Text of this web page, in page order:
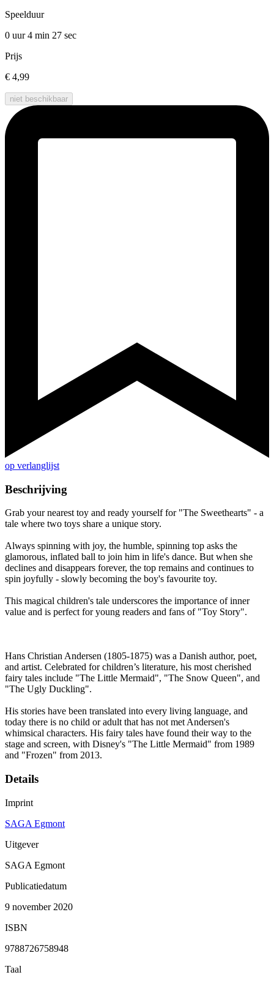
Speelduur
0 uur 4 min 27 sec
Prijs
€ 4,99
niet beschikbaar
op verlanglijst
Beschrijving
Grab your nearest toy and ready yourself for "The Sweethearts" - a
tale where two toys share a unique story.
Always spinning with joy, the humble, spinning top asks the
glamorous, inflated ball to join him in life's dance. But when she
declines and disappears forever, the top remains and continues to
spin joyfully - slowly becoming the boy's favourite toy.
This magical children's tale underscores the importance of inner
value and is perfect for young readers and fans of "Toy Story".
Hans Christian Andersen (1805-1875) was a Danish author, poet,
and artist. Celebrated for children’s literature, his most cherished
fairy tales include "The Little Mermaid", "The Snow Queen", and
"The Ugly Duckling".
His stories have been translated into every living language, and
today there is no child or adult that has not met Andersen's
whimsical characters. His fairy tales have found their way to the
stage and screen, with Disney's "The Little Mermaid" from 1989
and "Frozen" from 2013.
Details
Imprint
SAGA Egmont
Uitgever
SAGA Egmont
Publicatiedatum
9 november 2020
ISBN
9788726758948
Taal